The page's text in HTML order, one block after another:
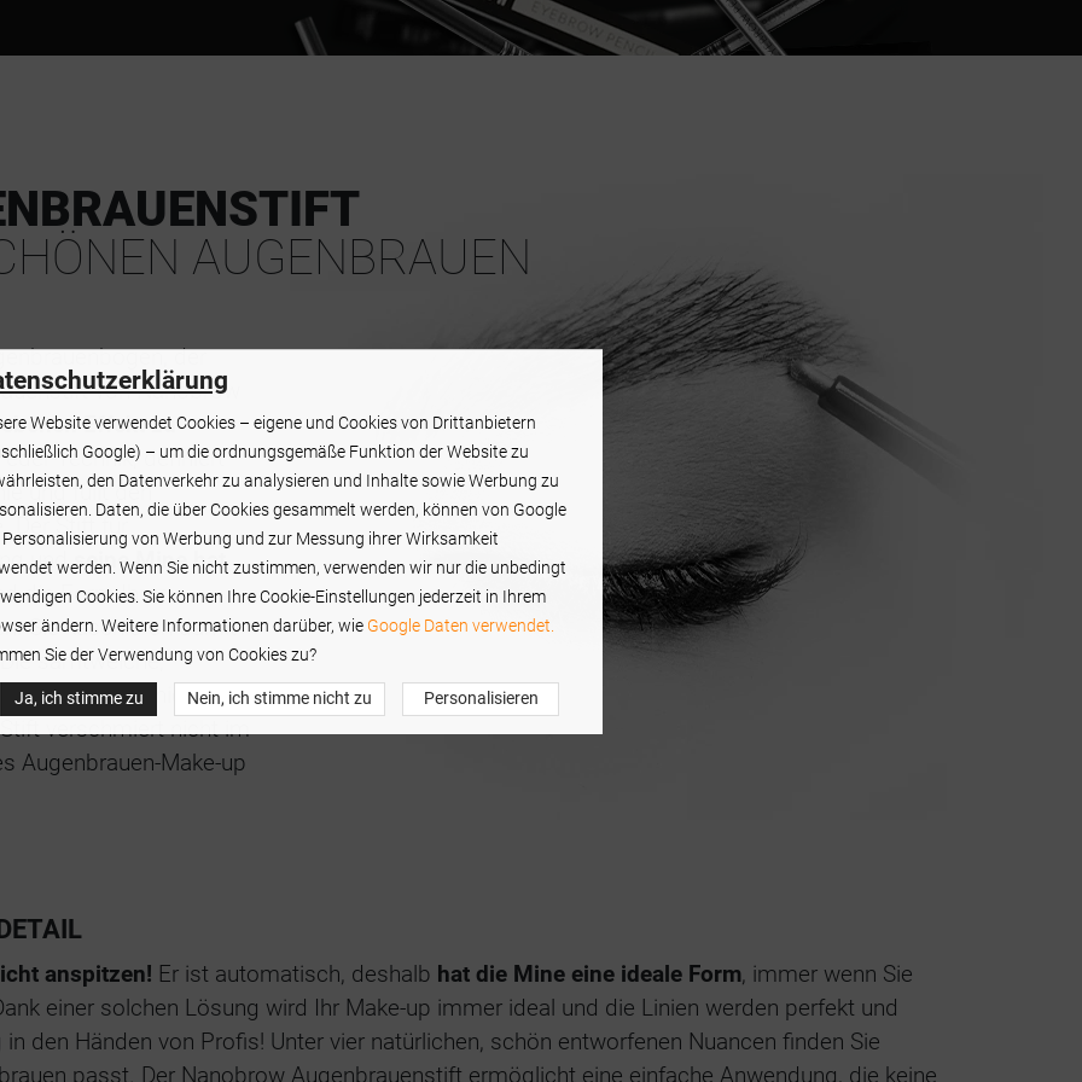
AUGENBRAUEN
der
von Nanobrow
Effekt zu
Technik, definiert
und füllt den
Stift für
undseine Mine hat
die Form Ihrer
Sie kaschieren damit
samtweiche,
und kaschiert die
verschmiert nicht im
Augenbrauen-Make-up
anspitzen! Er ist automatisch, deshalb hat die Mine eine ideale Form, immer wenn Sie
einer solchen Lösung wird Ihr Make-up immer ideal und die Linien werden perfekt und
den Händen von Profis! Unter vier natürlichen, schön entworfenen Nuancen finden Sie
passt. Der Nanobrow Augenbrauenstift ermöglicht eine einfache Anwendung, die keine
Website verwendet Cookies – eigene und Cookies von Drittanbietern
Google) – um die ordnungsgemäße Funktion der Website zu
den Datenverkehr zu analysieren und Inhalte sowie Werbung zu
Daten, die über Cookies gesammelt werden, können von Google
von Werbung und zur Messung ihrer Wirksamkeit
werden. Wenn Sie nicht zustimmen, verwenden wir nur die unbedingt
Cookies. Sie können Ihre Cookie-Einstellungen jederzeit in Ihrem
ändern. Weitere Informationen darüber, wie Google Daten verwendet.
Sie der Verwendung von Cookies zu?
Ja, ich stimme zu Nein, ich stimme nicht zu Personalisieren